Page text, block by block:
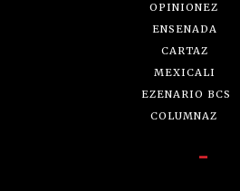
OPINIONEZ
ENSENADA
CARTAZ
MEXICALI
EZENARIO BCS
COLUMNAZ
-